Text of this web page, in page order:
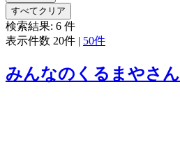
すべてクリア
検索結果: 6 件
表示件数 20件 | 50件
みんなのくるまやさん